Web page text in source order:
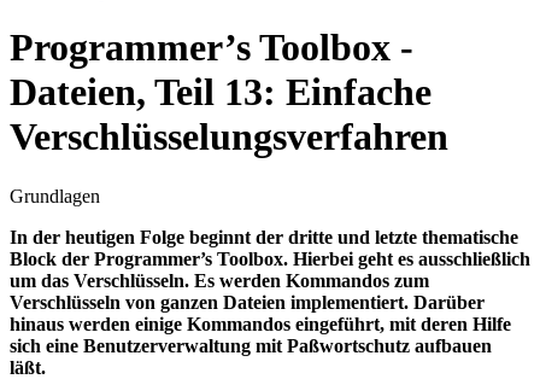
Programmer’s Toolbox -
Dateien, Teil 13: Einfache
Verschlüsselungsverfahren
Grundlagen
In der heutigen Folge beginnt der dritte und letzte thematische
Block der Programmer’s Toolbox. Hierbei geht es ausschließlich
um das Verschlüsseln. Es werden Kommandos zum
Verschlüsseln von ganzen Dateien implementiert. Darüber
hinaus werden einige Kommandos eingeführt, mit deren Hilfe
sich eine Benutzerverwaltung mit Paßwortschutz aufbauen
läßt.